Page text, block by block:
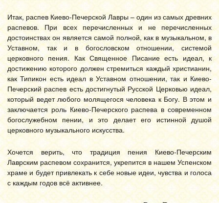
Итак, распев Киево-Печерской Лавры – один из самых древних
распевов. При всех перечисленных и не перечисленных
достоинствах он является самой полной, как в музыкальном, в
Уставном, так и в богословском отношении, системой
церковного пения. Как Священное Писание есть идеал, к
достижению которого должен стремиться каждый христианин,
как Типикон есть идеал в Уставном отношении, так и Киево-
Печерский распев есть достигнутый Русской Церковью идеал,
который ведет любого молящегося человека к Богу. В этом и
заключается роль Киево-Печерского распева в современном
богослужебном пении, и это делает его истинной душой
церковного музыкального искусства.
Хочется верить, что традиция пения Киево-Печерским
Лаврским распевом сохранится, укрепится в нашем Успенском
храме и будет привлекать к себе новые идеи, чувства и голоса
с каждым годов всё активнее.